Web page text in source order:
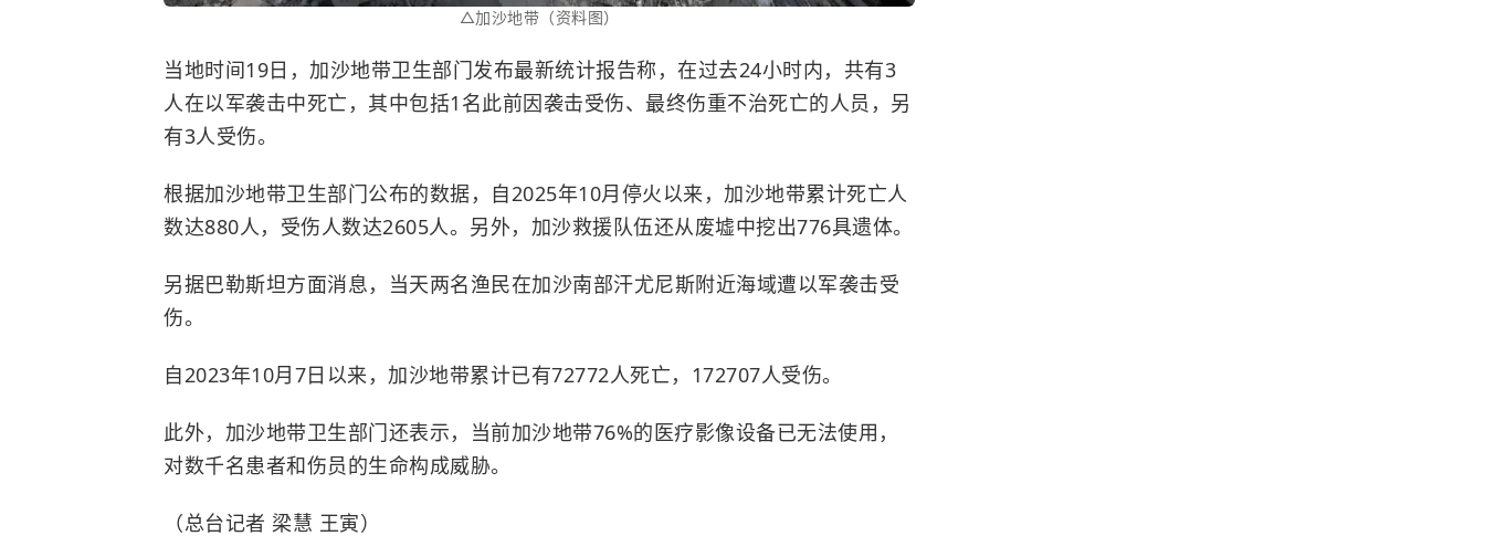
△加沙地带（资料图）
当地时间19日，加沙地带卫生部门发布最新统计报告称，在过去24小时内，共有3
人在以军袭击中死亡，其中包括1名此前因袭击受伤、最终伤重不治死亡的人员，另
有3人受伤。
根据加沙地带卫生部门公布的数据，自2025年10月停火以来，加沙地带累计死亡人
数达880人，受伤人数达2605人。另外，加沙救援队伍还从废墟中挖出776具遗体。
另据巴勒斯坦方面消息，当天两名渔民在加沙南部汗尤尼斯附近海域遭以军袭击受
伤。
自2023年10月7日以来，加沙地带累计已有72772人死亡，172707人受伤。
此外，加沙地带卫生部门还表示，当前加沙地带76%的医疗影像设备已无法使用，
对数千名患者和伤员的生命构成威胁。
（总台记者 梁慧 王寅）